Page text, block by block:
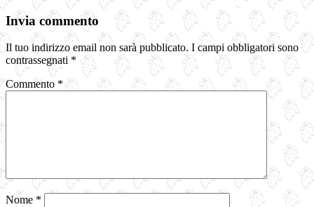
Invia commento
Il tuo indirizzo email non sarà pubblicato. I campi obbligatori sono
contrassegnati *
Commento *
Nome *